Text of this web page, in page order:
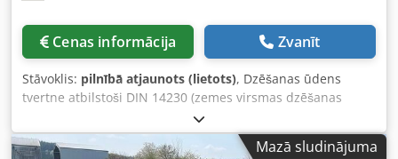
Cenas informācija Zvanīt
Stāvoklis: pilnībā atjaunots (lietots), Dzēšanas ūdens
tvertne atbilstoši DIN 14230 (zemes virsmas dzēšanas
ūdens tvertne): 100 000 litru dzēšanas ūdens tvertne,
paredzēta uzglabāšanai zem zemes, ar vienu vai divām
sienām, 1 atzare ar DN 600 diametru ar aizbāžamo vāku,
Mazā sludinājuma